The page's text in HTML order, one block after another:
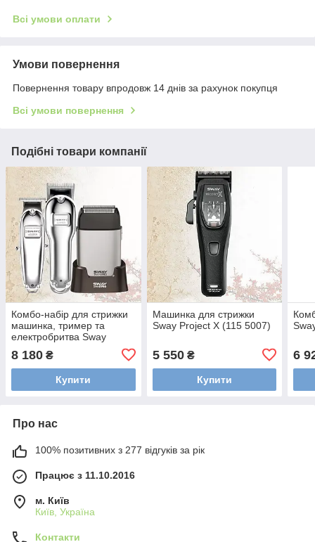
Всі умови оплати
Умови повернення
Повернення товару впродовж 14 днів за рахунок покупця
Всі умови повернення
Подібні товари компанії
Комбо-набір для стрижки
машинка, тример та
електробритва Sway
Dipper, Vester, Shaver Pro
Silver (115 KIT1)
8 180 ₴
Купити
Машинка для стрижки
Sway Project X (115 5007)
5 550₴
Купити
6
Про нас
100% позитивних з 277 відгуків за рік
Працює з 11.10.2016
м. Київ
Київ, Україна
Контакти